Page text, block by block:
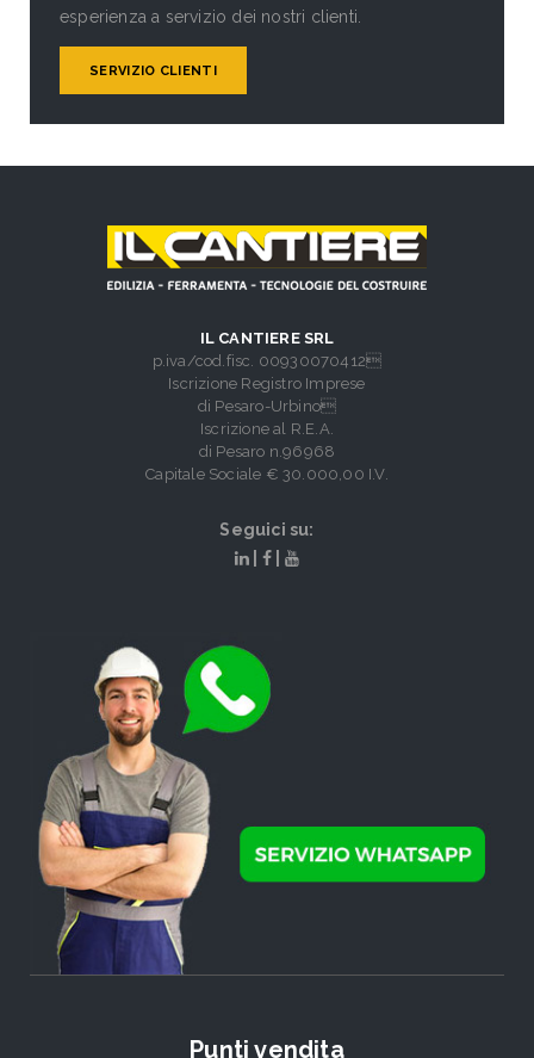
esperienza a servizio dei nostri clienti.
SERVIZIO CLIENTI
IL CANTIERE SRL
p.iva/cod.fisc. 00930070412
Iscrizione Registro Imprese
di Pesaro-Urbino
Iscrizione al R.E.A.
di Pesaro n.96968
Capitale Sociale € 30.000,00 I.V.
Seguici su:
Punti vendita